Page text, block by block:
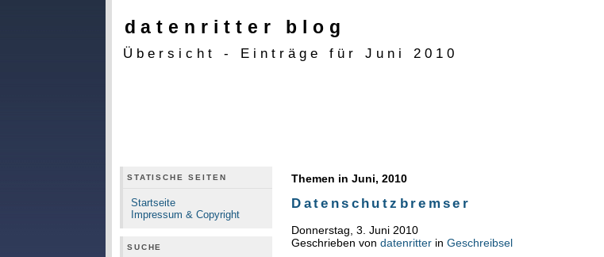
datenritter blog
Übersicht - Einträge für Juni 2010
STATISCHE SEITEN
Startseite
Impressum & Copyright
SUCHE
Themen in Juni, 2010
Datenschutzbremser
Donnerstag, 3. Juni 2010
Geschrieben vondatenritter inGeschreibsel